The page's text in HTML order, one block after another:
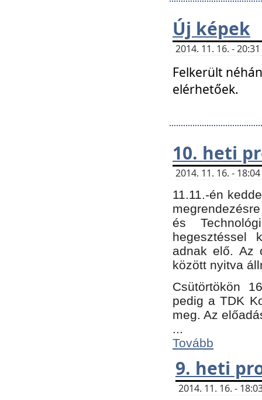
Új képek
2014. 11. 16. -
Felkerült
elérhetőek.
10. heti
2014. 11. 16. -
11.11.-én
és
hegesztéssel
adnak elő. Az
között nyitva
Csütörtökön
pedig a TDK
meg. Az
...
Tovább
9. heti
2014. 11. 16. -